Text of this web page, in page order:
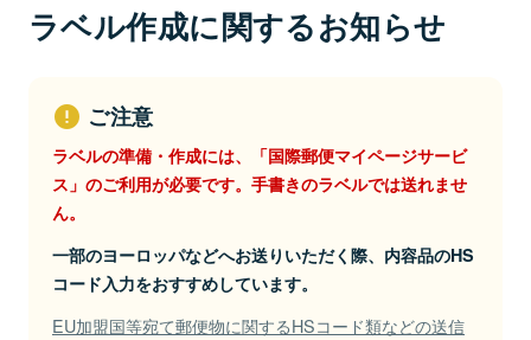
ラベル作成に関するお知らせ
ご注意
ラベルの準備・作成には、「国際郵便マイページサービ
ス」のご利用が必要です。手書きのラベルでは送れませ
ん。
一部のヨーロッパなどへお送りいただく際、内容品のHS
コード入力をおすすめしています。
EU加盟国等宛て郵便物に関するHSコード類などの送信